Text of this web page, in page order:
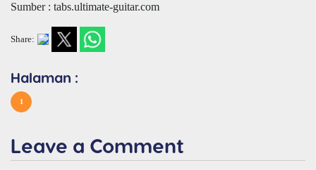
Sumber : tabs.ultimate-guitar.com
Share:
Halaman :
1
Leave a Comment